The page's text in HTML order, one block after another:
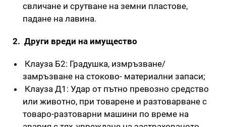
свличане и срутване на земни пластове,
падане на лавина.
2. Други вреди на имущество
Клауза Б2: Градушка, измръзване/
замръзване на стоково- материални запаси;
Клауза Д1: Удар от пътно превозно средство
или животно, при товарене и разтоварване с
товаро-разтоварни машини по време на